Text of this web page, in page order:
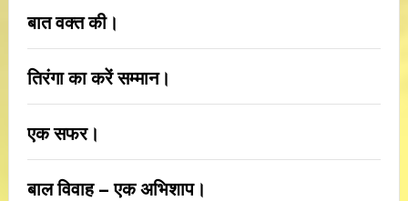
बात वक्त की।
तिरंगा का करें सम्मान।
एक सफर।
बाल विवाह – एक अभिशाप।